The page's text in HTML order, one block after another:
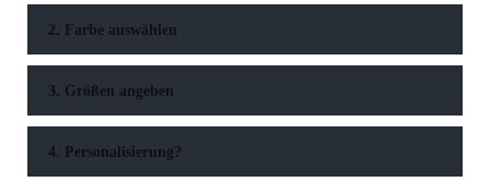
2. Farbe auswählen
3. Größen angeben
4. Personalisierung?